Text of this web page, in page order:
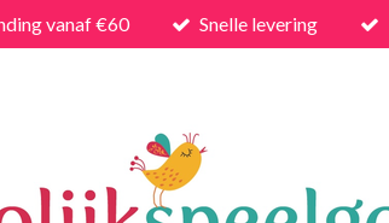
vanaf €60 Snelle levering